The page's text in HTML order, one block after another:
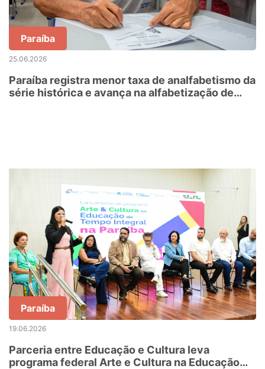
Paraíba
25.06.2026
Paraíba registra menor taxa de analfabetismo da
série histórica e avança na alfabetização de
Paraíba
19.06.2026
Parceria entre Educação e Cultura leva
programa federal Arte e Cultura na Educação